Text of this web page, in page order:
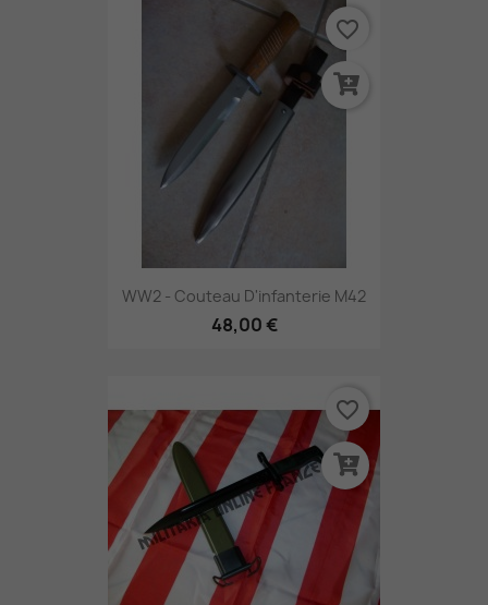
WW2 - Couteau D'infanterie M42
48,00 €
favorite_border
favorite_border